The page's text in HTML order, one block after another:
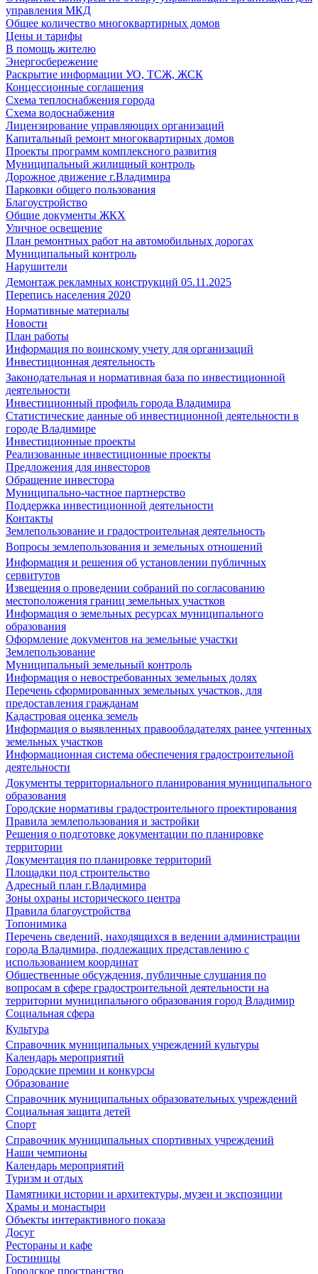
управления МКД
Общее количество многоквартирных домов
Цены и тарифы
В помощь жителю
Энергосбережение
Раскрытие информации УО, ТСЖ, ЖСК
Концессионные соглашения
Схема теплоснабжения города
Схема водоснабжения
Лицензирование управляющих организаций
Капитальный ремонт многоквартирных домов
Проекты программ комплексного развития
Муниципальный жилищный контроль
Дорожное движение г.Владимира
Парковки общего пользования
Благоустройство
Общие документы ЖКХ
Уличное освещение
План ремонтных работ на автомобильных дорогах
Муниципальный контроль
Нарушители
Демонтаж рекламных конструкций 05.11.2025
Перепись населения 2020
Нормативные материалы
Новости
План работы
Информация по воинскому учету для организаций
Инвестиционная деятельность
Законодательная и нормативная база по инвестиционной
деятельности
Инвестиционный профиль города Владимира
Статистические данные об инвестиционной деятельности в
городе Владимире
Инвестиционные проекты
Реализованные инвестиционные проекты
Предложения для инвесторов
Обращение инвестора
Муниципально-частное партнерство
Поддержка инвестиционной деятельности
Контакты
Землепользование и градостроительная деятельность
Вопросы землепользования и земельных отношений
Информация и решения об установлении публичных
сервитутов
Извещения о проведении собраний по согласованию
местоположения границ земельных участков
Информация о земельных ресурсах муниципального
образования
Оформление документов на земельные участки
Землепользование
Муниципальный земельный контроль
Информация о невостребованных земельных долях
Перечень сформированных земельных участков, для
предоставления гражданам
Кадастровая оценка земель
Информация о выявленных правообладателях ранее учтенных
земельных участков
Информационная система обеспечения градостроительной
деятельности
Документы территориального планирования муниципального
образования
Городские нормативы градостроительного проектирования
Правила землепользования и застройки
Решения о подготовке документации по планировке
территории
Документация по планировке территорий
Площадки под строительство
Адресный план г.Владимира
Зоны охраны исторического центра
Правила благоустройства
Топонимика
Перечень сведений, находящихся в ведении администрации
города Владимира, подлежащих представлению с
использованием координат
Общественные обсуждения, публичные слушания по
вопросам в сфере градостроительной деятельности на
территории муниципального образования город Владимир
Социальная сфера
Культура
Справочник муниципальных учреждений культуры
Календарь мероприятий
Городские премии и конкурсы
Образование
Справочник муниципальных образовательных учреждений
Социальная защита детей
Спорт
Справочник муниципальных спортивных учреждений
Наши чемпионы
Календарь мероприятий
Туризм и отдых
Памятники истории и архитектуры, музеи и экспозиции
Храмы и монастыри
Объекты интерактивного показа
Досуг
Рестораны и кафе
Гостиницы
Городское пространство